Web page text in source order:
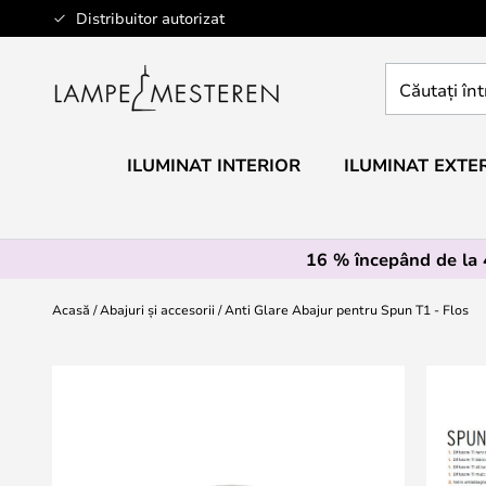
Distribuitor autorizat
Mergeti
la
întregul
aici...
ILUMINAT INTERIOR ILUMINAT
16 % începând de la
Acasă Abajuri și accesorii Anti Glare Abajur pentru Spun T1 - Flos